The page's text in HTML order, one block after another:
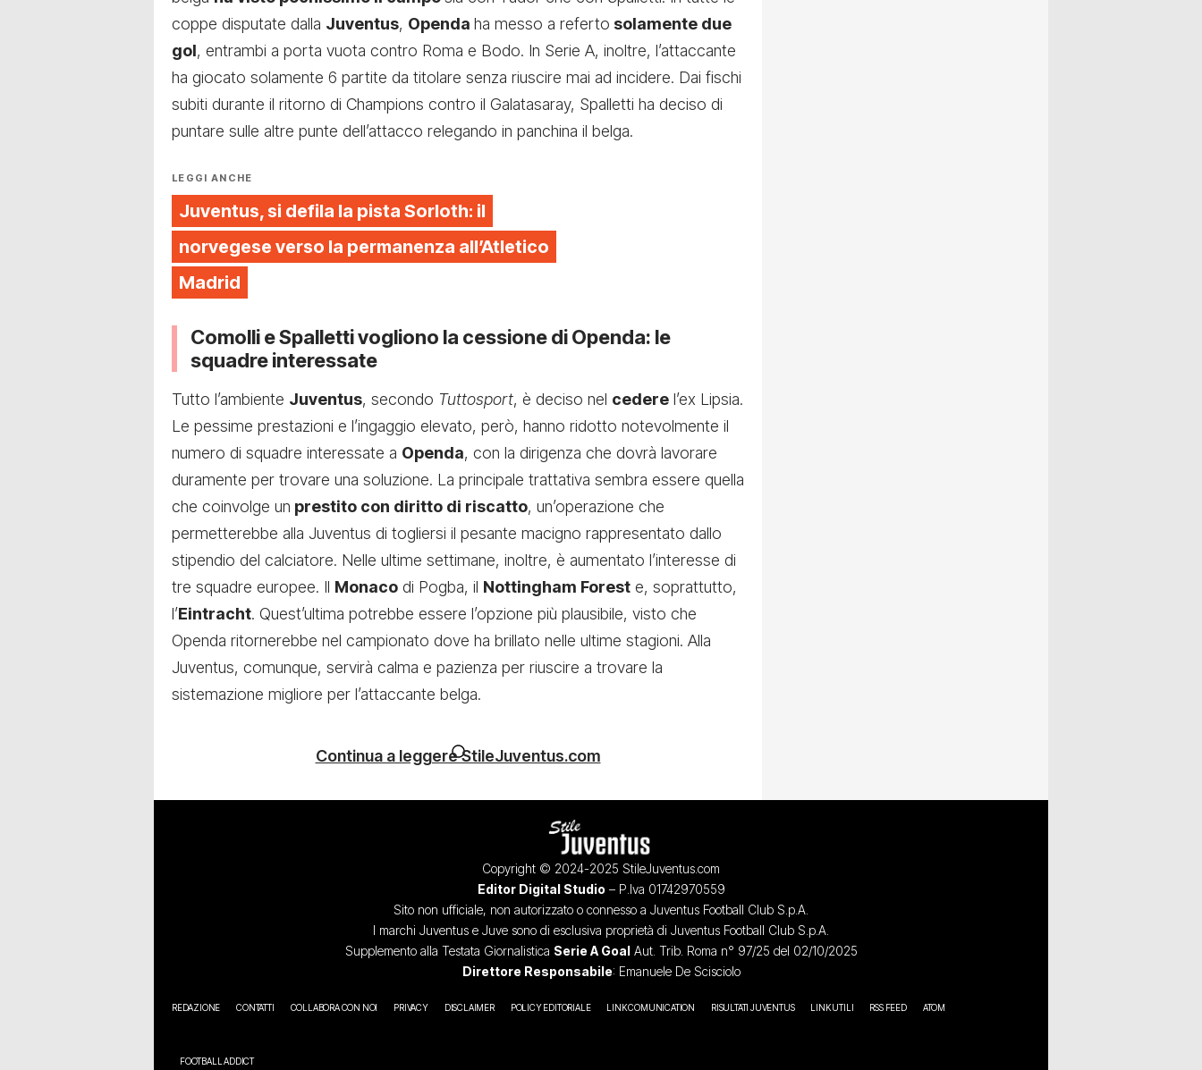
coppe disputate dalla Juventus, Openda ha messo a referto solamente due
gol, entrambi a porta vuota contro Roma e Bodo. In Serie A, inoltre, l’attaccante
ha giocato solamente 6 partite da titolare senza riuscire mai ad incidere. Dai fischi
subiti durante il ritorno di Champions contro il Galatasaray, Spalletti ha deciso di
puntare sulle altre punte dell’attacco relegando in panchina il belga.
LEGGI ANCHE
Juventus, si defila la pista Sorloth: il
norvegese verso la permanenza all’Atletico
Madrid
Comolli e Spalletti vogliono la cessione di Openda: le
squadre interessate
Tutto l’ambiente Juventus, secondo Tuttosport, è deciso nel cedere l’ex Lipsia.
Le pessime prestazioni e l’ingaggio elevato, però, hanno ridotto notevolmente il
numero di squadre interessate a Openda, con la dirigenza che dovrà lavorare
duramente per trovare una soluzione. La principale trattativa sembra essere quella
che coinvolge un prestito con diritto di riscatto, un’operazione che
permetterebbe alla Juventus di togliersi il pesante macigno rappresentato dallo
stipendio del calciatore. Nelle ultime settimane, inoltre, è aumentato l’interesse di
tre squadre europee. Il Monaco di Pogba, il Nottingham Forest e, soprattutto,
l’Eintracht. Quest’ultima potrebbe essere l’opzione più plausibile, visto che
Openda ritornerebbe nel campionato dove ha brillato nelle ultime stagioni. Alla
Juventus, comunque, servirà calma e pazienza per riuscire a trovare la
sistemazione migliore per l’attaccante belga.
Continua a leggere StileJuventus.com
Copyright © 2024-2025 StileJuventus.com
Editor Digital Studio – P.Iva 01742970559
Sito non ufficiale, non autorizzato o connesso a Juventus Football Club S.p.A.
I marchi Juventus e Juve sono di esclusiva proprietà di Juventus Football Club S.p.A.
Supplemento alla Testata Giornalistica Serie A GoalAut. Trib. Roma n° 97/25 del 02/10/2025
Direttore Responsabile: Emanuele De Scisciolo
REDAZIONE CONTATTI COLLABORA CON NOI PRIVACY DISCLAIMER POLICY EDITORIALE LINK COMUNICATION RISULTATI JUVENTUS LINK UTILI RSS FEED ATOM
FOOTBALL ADDICT